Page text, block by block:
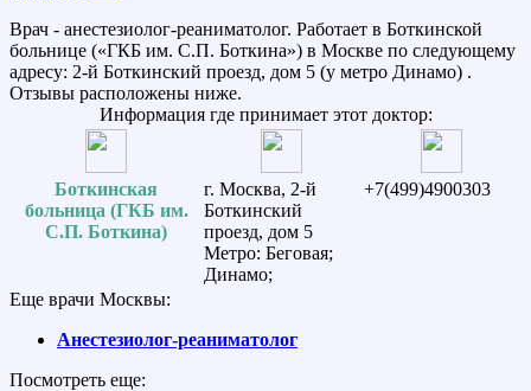
Врач - анестезиолог-реаниматолог. Работает в Боткинской
больнице («ГКБ им. С.П. Боткина») в Москве по следующему
адресу: 2-й Боткинский проезд, дом 5 (у метро Динамо) .
Отзывы расположены ниже.
Информация где принимает этот доктор:
Боткинская
больница (ГКБ им.
С.П. Боткина)
г. Москва, 2-й
Боткинский
проезд, дом 5
Метро: Беговая;
Динамо;
+7(499)4900303
Еще врачи Москвы:
Анестезиолог-реаниматолог
Посмотреть еще: